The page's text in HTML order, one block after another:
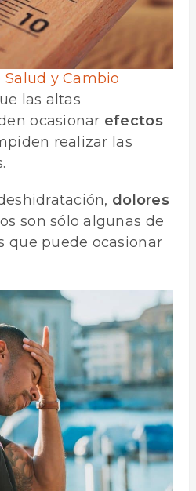
y Cambio
las altas
ocasionar efectos
realizar las
dolores
son sólo algunas de
que puede ocasionar